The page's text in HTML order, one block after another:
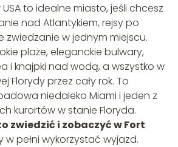
to idealne miasto, jeśli chcesz
nad Atlantykiem, rejsy po
zwiedzanie w jednym miejscu.
plaże, eleganckie bulwary,
i knajpki nad wodą, a wszystko w
Florydy przez cały rok. To
niedaleko Miami i jeden z
kurortów w stanie Floryda.
zwiedzić i zobaczyć w Fort
w pełni wykorzystać wyjazd.